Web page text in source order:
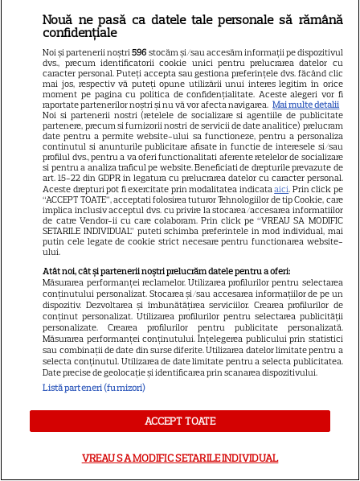
14
Sean Astin din „Stăpânul
Inelelor” a fost nevoit să își
vândă casa din cauza
salariului mic: Câți bani a
primit de fapt
14
VEDETE STRĂINE
Elon Musk, atac la adresa
regizorului premiat cu Oscar
care a realizat documentarul
despre viața sa. Filmul are 232
de minute
3
VEDETE STRĂINE
Marvel are un nou Black
Panther. David Jonsson preia
moștenirea lui Chadwick
Boseman
Ryan Gosling este noul Ghost
Rider din Universul Marvel.
Anunțul făcut la Comic-Con i-
Nouă ne pasă ca datele tale personale să rămână
confidențiale
Noi și partenerii noștri596 stocăm și/sau accesăm informații pe dispozitivul
dvs., precum identificatorii cookie unici pentru prelucrarea datelor cu
caracter personal. Puteți accepta sau gestiona preferințele dvs. făcând clic
mai jos, respectiv vă puteți opune utilizării unui interes legitim în orice
moment pe pagina cu politica de confidențialitate. Aceste alegeri vor fi
raportate partenerilor noștri și nu vă vor afecta navigarea. Mai multe detalii
Noi si partenerii nostri (retelele de socializare si agentiile de publicitate
partenere, precum si furnizorii nostri de servicii de date analitice) prelucram
date pentru a permite website-ului sa functioneze, pentru a personaliza
continutul si anunturile publicitare afisate in functie de interesele si/sau
profilul dvs., pentru a va oferi functionalitati aferente retelelor de socializare
si pentru a analiza traficul pe website. Beneficiati de drepturile prevazute de
art. 15-22 din GDPR in legatura cu prelucrarea datelor cu caracter personal.
Aceste drepturi pot fi exercitate prin modalitatea indicataaici. Prin click pe
“ACCEPT TOATE”, acceptati folosirea tuturor Tehnologiilor de tip Cookie, care
implica inclusiv acceptul dvs. cu privire la stocarea/accesarea informatiilor
de catre Vendor-ii cu care colaboram. Prin click pe “VREAU SA MODIFIC
SETARILE INDIVIDUAL” puteti schimba preferintele in mod individual, mai
putin cele legate de cookie strict necesare pentru functionarea website-
ului.
Atât noi, cât și partenerii noștri prelucrăm datele pentru a oferi:
Măsurarea performanței reclamelor. Utilizarea profilurilor pentru selectarea
conținutului personalizat. Stocarea și/sau accesarea informațiilor de pe un
dispozitiv. Dezvoltarea și îmbunătățirea serviciilor. Crearea profilurilor de
conținut personalizat. Utilizarea profilurilor pentru selectarea publicității
personalizate. Crearea profilurilor pentru publicitate personalizată.
Măsurarea performanței conținutului. Înțelegerea publicului prin statistici
sau combinații de date din surse diferite. Utilizarea datelor limitate pentru a
selecta conținutul. Utilizarea de date limitate pentru a selecta publicitatea.
Date precise de geolocație și identificarea prin scanarea dispozitivului.
Listă parteneri (furnizori)
ACCEPT TOATE
VREAU SA MODIFIC SETARILE INDIVIDUAL